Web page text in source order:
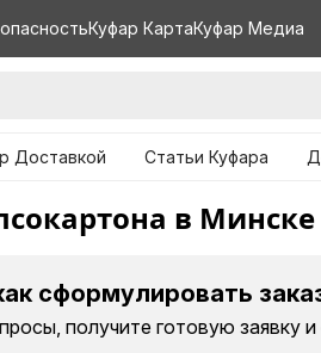
Куфар КартаКуфар Медиа
Доставкой Статьи Куфара
в Минске
сформулировать
получите готовую заявку